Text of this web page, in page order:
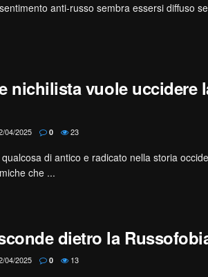
anti-russo sembra essersi diffuso
nichilista vuole uccidere
04/2025 0 23
di antico e radicato nella storia
che ...
dietro la
04/2025 0 13